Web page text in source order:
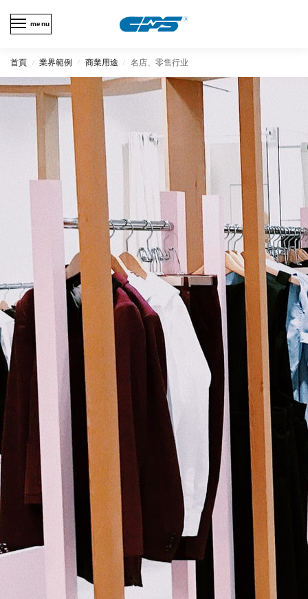
menu
首頁 / 業界範例 / 商業用途 / 名店、零售行业